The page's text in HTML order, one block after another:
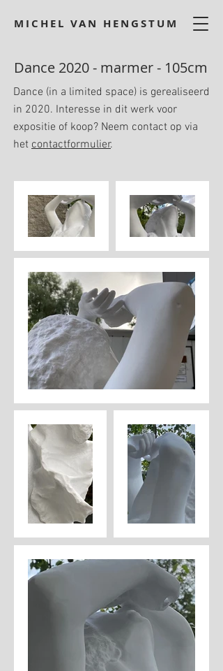
MICHEL VAN HENGSTUM
Dance 2020 - marmer - 105cm
Dance (in a limited space) is gerealiseerd
in 2020. Interesse in dit werk voor
expositie of koop? Neem contact op via
het contactformulier.